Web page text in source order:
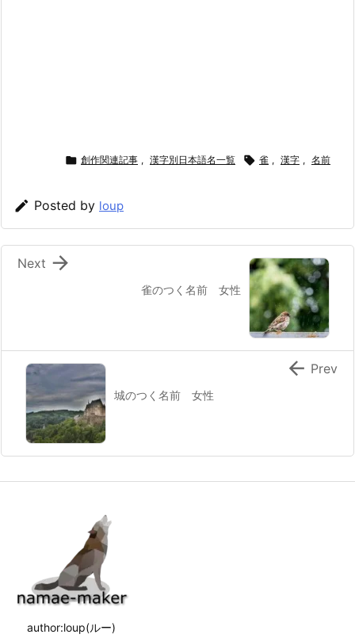
 創作関連記事 , 漢字別日本語名一覧  雀 , 漢字 , 名前
 Posted by loup
雀のつく名前 女性

Next
城のつく名前 女性
 Prev
author:loup(ルー)